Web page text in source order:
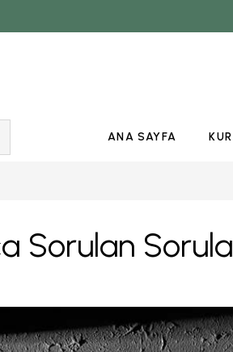
ANA SAYFA
Sorulan